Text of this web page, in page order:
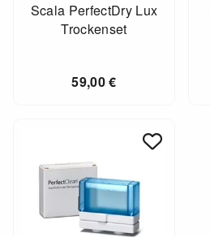
Scala PerfectDry Lux
Trockenset
59,00€